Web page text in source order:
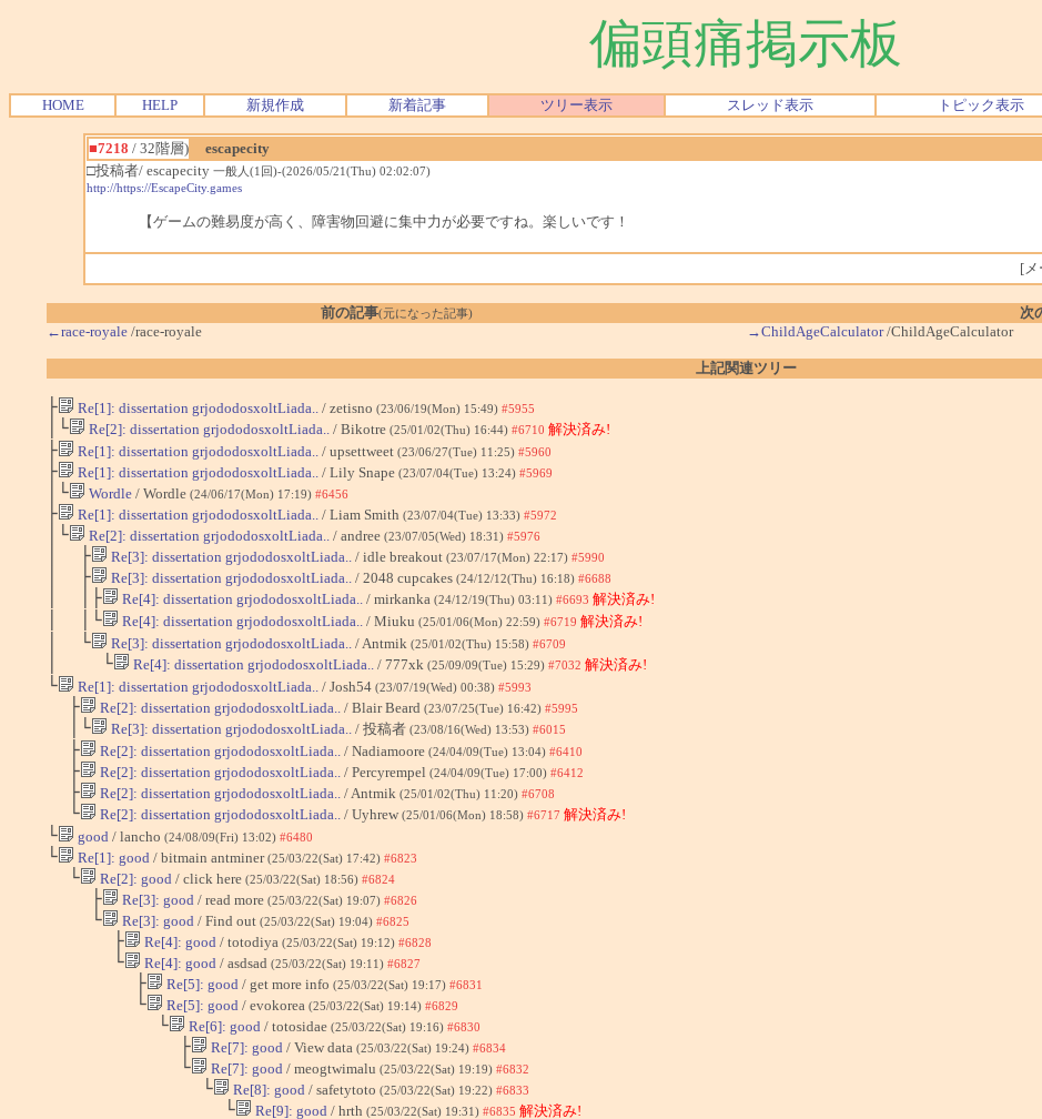
偏頭痛掲示板
HOME HELP 新規作成 新着記事 ツリー表示 スレッド表示 トピック表示
■7218 / 32階層)
escapecity
□投稿者/ escapecity 一般人(1回)-(2026/05/21(Thu) 02:02:07)
http://https://EscapeCity.games
【ゲームの難易度が高く、障害物回避に集中力が必要ですね。楽しいです！
[メ
前の記事(元になった記事) 次
←race-royale/race-royale →ChildAgeCalculator/ChildAgeCalculator
上記関連ツリー
├ Re[1]: dissertation grjododosxoltLiada.. / zetisno (23/06/19(Mon) 15:49) #5955
│└ Re[2]: dissertation grjododosxoltLiada.. / Bikotre (25/01/02(Thu) 16:44) #6710 解決済み!
├ Re[1]: dissertation grjododosxoltLiada.. / upsettweet (23/06/27(Tue) 11:25) #5960
├ Re[1]: dissertation grjododosxoltLiada.. / Lily Snape (23/07/04(Tue) 13:24) #5969
│└ Wordle/ Wordle (24/06/17(Mon) 17:19) #6456
├ Re[1]: dissertation grjododosxoltLiada.. / Liam Smith (23/07/04(Tue) 13:33) #5972
│└ Re[2]: dissertation grjododosxoltLiada.. / andree (23/07/05(Wed) 18:31) #5976
│ ├ Re[3]: dissertation grjododosxoltLiada.. / idle breakout (23/07/17(Mon) 22:17) #5990
│ ├ Re[3]: dissertation grjododosxoltLiada.. / 2048 cupcakes (24/12/12(Thu) 16:18) #6688
│ │├ Re[4]: dissertation grjododosxoltLiada.. / mirkanka (24/12/19(Thu) 03:11) #6693 解決済み!
│ │└ Re[4]: dissertation grjododosxoltLiada.. / Miuku (25/01/06(Mon) 22:59) #6719 解決済み!
│ └ Re[3]: dissertation grjododosxoltLiada.. / Antmik (25/01/02(Thu) 15:58) #6709
│ └ Re[4]: dissertation grjododosxoltLiada.. / 777xk (25/09/09(Tue) 15:29) #7032 解決済み!
└ Re[1]: dissertation grjododosxoltLiada.. / Josh54 (23/07/19(Wed) 00:38) #5993
├ Re[2]: dissertation grjododosxoltLiada.. / Blair Beard (23/07/25(Tue) 16:42) #5995
│└ Re[3]: dissertation grjododosxoltLiada.. / 投稿者 (23/08/16(Wed) 13:53) #6015
├ Re[2]: dissertation grjododosxoltLiada.. / Nadiamoore (24/04/09(Tue) 13:04) #6410
├ Re[2]: dissertation grjododosxoltLiada.. / Percyrempel (24/04/09(Tue) 17:00) #6412
├ Re[2]: dissertation grjododosxoltLiada.. / Antmik (25/01/02(Thu) 11:20) #6708
└ Re[2]: dissertation grjododosxoltLiada.. / Uyhrew (25/01/06(Mon) 18:58) #6717 解決済み!
└ good / lancho (24/08/09(Fri) 13:02) #6480
└ Re[1]: good / bitmain antminer(25/03/22(Sat) 17:42) #6823
└ Re[2]: good / click here (25/03/22(Sat) 18:56) #6824
├ Re[3]: good / read more (25/03/22(Sat) 19:07) #6826
└ Re[3]: good / Find out (25/03/22(Sat) 19:04) #6825
├ Re[4]: good / totodiya (25/03/22(Sat) 19:12) #6828
└ Re[4]: good / asdsad (25/03/22(Sat) 19:11) #6827
├ Re[5]: good / get more info (25/03/22(Sat) 19:17) #6831
└ Re[5]: good / evokorea (25/03/22(Sat) 19:14) #6829
└ Re[6]: good / totosidae (25/03/22(Sat) 19:16) #6830
├ Re[7]: good / View data (25/03/22(Sat) 19:24) #6834
└ Re[7]: good / meogtwimalu (25/03/22(Sat) 19:19) #6832
└ Re[8]: good / safetytoto (25/03/22(Sat) 19:22) #6833
└ Re[9]: good / hrth (25/03/22(Sat) 19:31) #6835 解決済み!